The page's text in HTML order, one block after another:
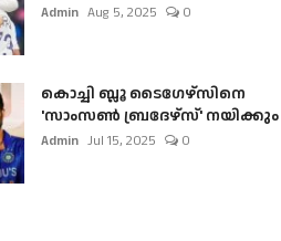
Admin Aug 5, 2025 0
കൊച്ചി ബ്ലൂ ടൈഗേഴ്സിനെ
'സാംസൺ ബ്രദേഴ്സ്' നയിക്കും
Admin Jul 15, 2025 0